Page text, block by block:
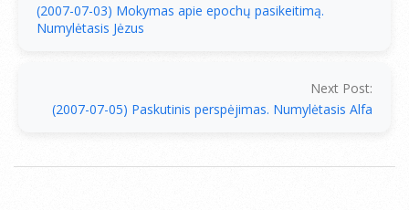
(2007-07-03) Mokymas apie epochų pasikeitimą.
Numylėtasis Jėzus
Next Post:
(2007-07-05) Paskutinis perspėjimas. Numylėtasis Alfa